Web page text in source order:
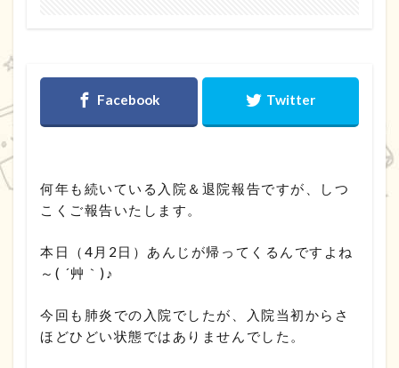
何年も続いている入院＆退院報告ですが、しつ
こくご報告いたします。
本日（4月2日）あんじが帰ってくるんですよね
～( ´艸｀)♪
今回も肺炎での入院でしたが、入院当初からさ
ほどひどい状態ではありませんでした。